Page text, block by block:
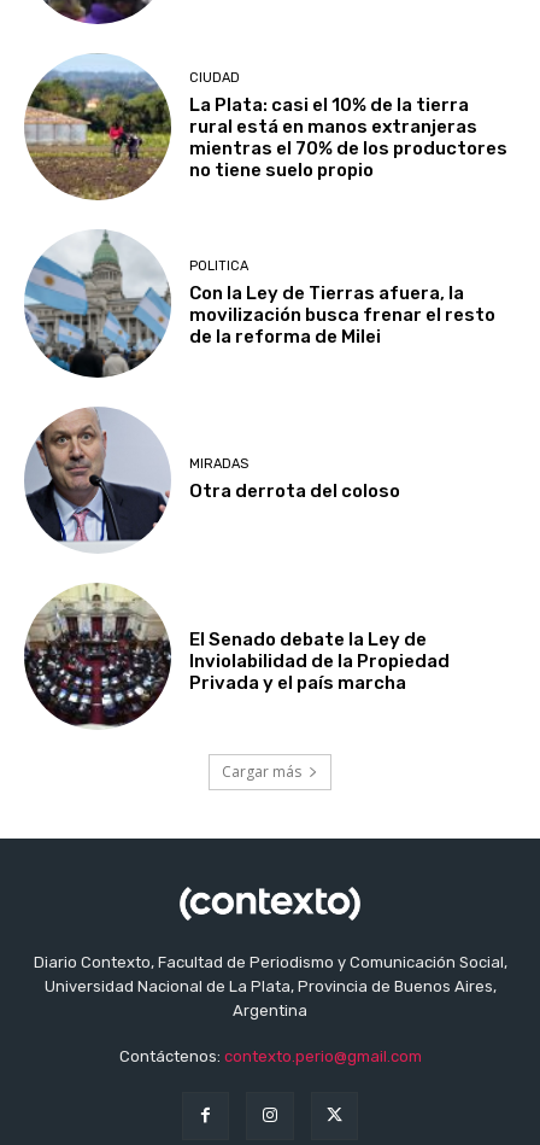
CIUDAD
La Plata: casi el 10% de la tierra
rural está en manos extranjeras
mientras el 70% de los productores
no tiene suelo propio
POLITICA
Con la Ley de Tierras afuera, la
movilización busca frenar el resto
de la reforma de Milei
MIRADAS
Otra derrota del coloso
El Senado debate la Ley de
Inviolabilidad de la Propiedad
Privada y el país marcha
Cargar más
Diario Contexto, Facultad de Periodismo y Comunicación Social,
Universidad Nacional de La Plata, Provincia de Buenos Aires,
Argentina
Contáctenos: contexto.perio@gmail.com